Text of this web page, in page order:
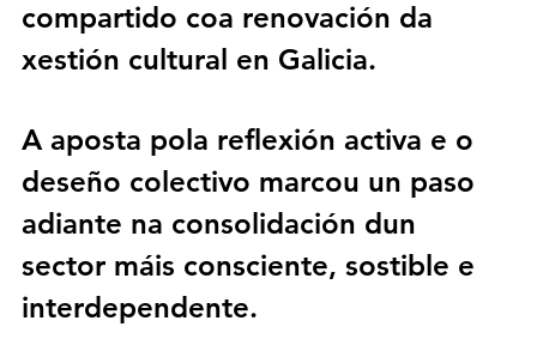
compartido coa renovación da
xestión cultural en Galicia.
A aposta pola reflexión activa e o
deseño colectivo marcou un paso
adiante na consolidación dun
sector máis consciente, sostible e
interdependente.